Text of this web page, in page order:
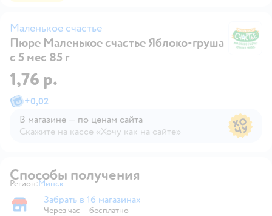
Маленькое счастье
Пюре Маленькое счастье Яблоко-груша
с 5 мес 85 г
1,76 р.
+0,02
В магазине — по ценам сайта
Скажите на кассе «Хочу как на сайте»
Способы получения
Регион: Выбор адреса доставки.
Минск
Забрать в магазине
Забрать в 16 магазинах
Через час — бесплатно